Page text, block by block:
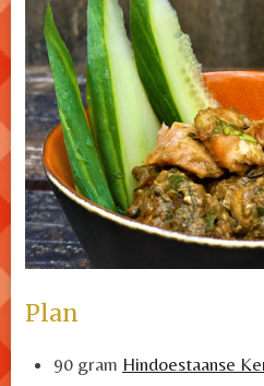
Plan
90 gram Hindoestaanse